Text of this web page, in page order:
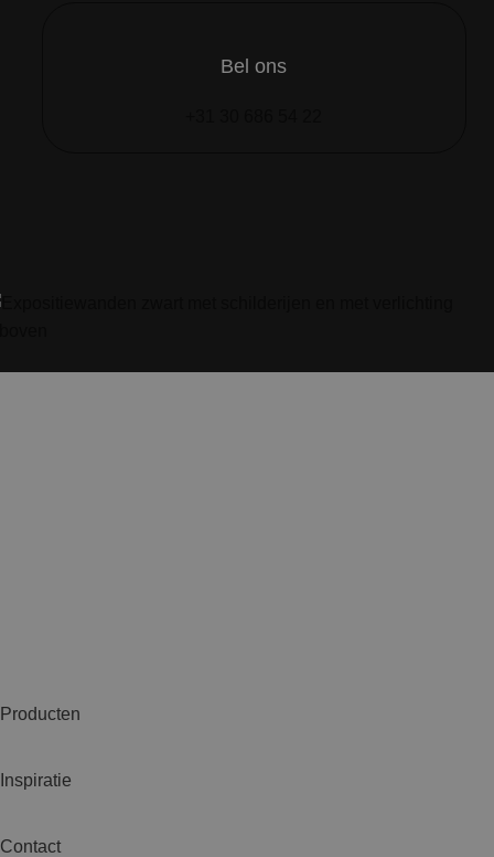
Bel ons
Producten
Inspiratie
Contact